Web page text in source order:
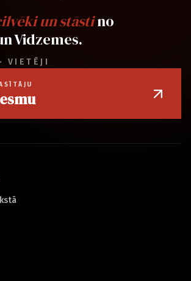
un stāstino
Vidzemes.
VIETĒJI